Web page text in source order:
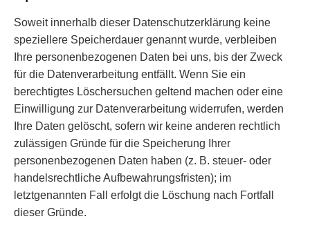
Soweit innerhalb dieser Datenschutzerklärung keine
speziellere Speicherdauer genannt wurde, verbleiben
Ihre personenbezogenen Daten bei uns, bis der Zweck
für die Datenverarbeitung entfällt. Wenn Sie ein
berechtigtes Löschersuchen geltend machen oder eine
Einwilligung zur Datenverarbeitung widerrufen, werden
Ihre Daten gelöscht, sofern wir keine anderen rechtlich
zulässigen Gründe für die Speicherung Ihrer
personenbezogenen Daten haben (z. B. steuer- oder
handelsrechtliche Aufbewahrungsfristen); im
letztgenannten Fall erfolgt die Löschung nach Fortfall
dieser Gründe.